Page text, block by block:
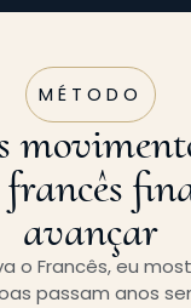
MÉTODO
francês
avançar
o Francês, eu
passam anos